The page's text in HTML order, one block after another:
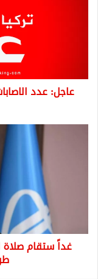
اليوم
الخميس
عاجل: عدد
حرمان
طويلغداً ستقام